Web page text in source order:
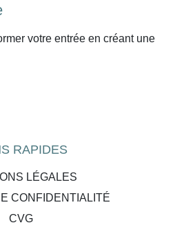
votre entrée en créant une
RAPIDES
LÉGALES
CONFIDENTIALITÉ
CVG